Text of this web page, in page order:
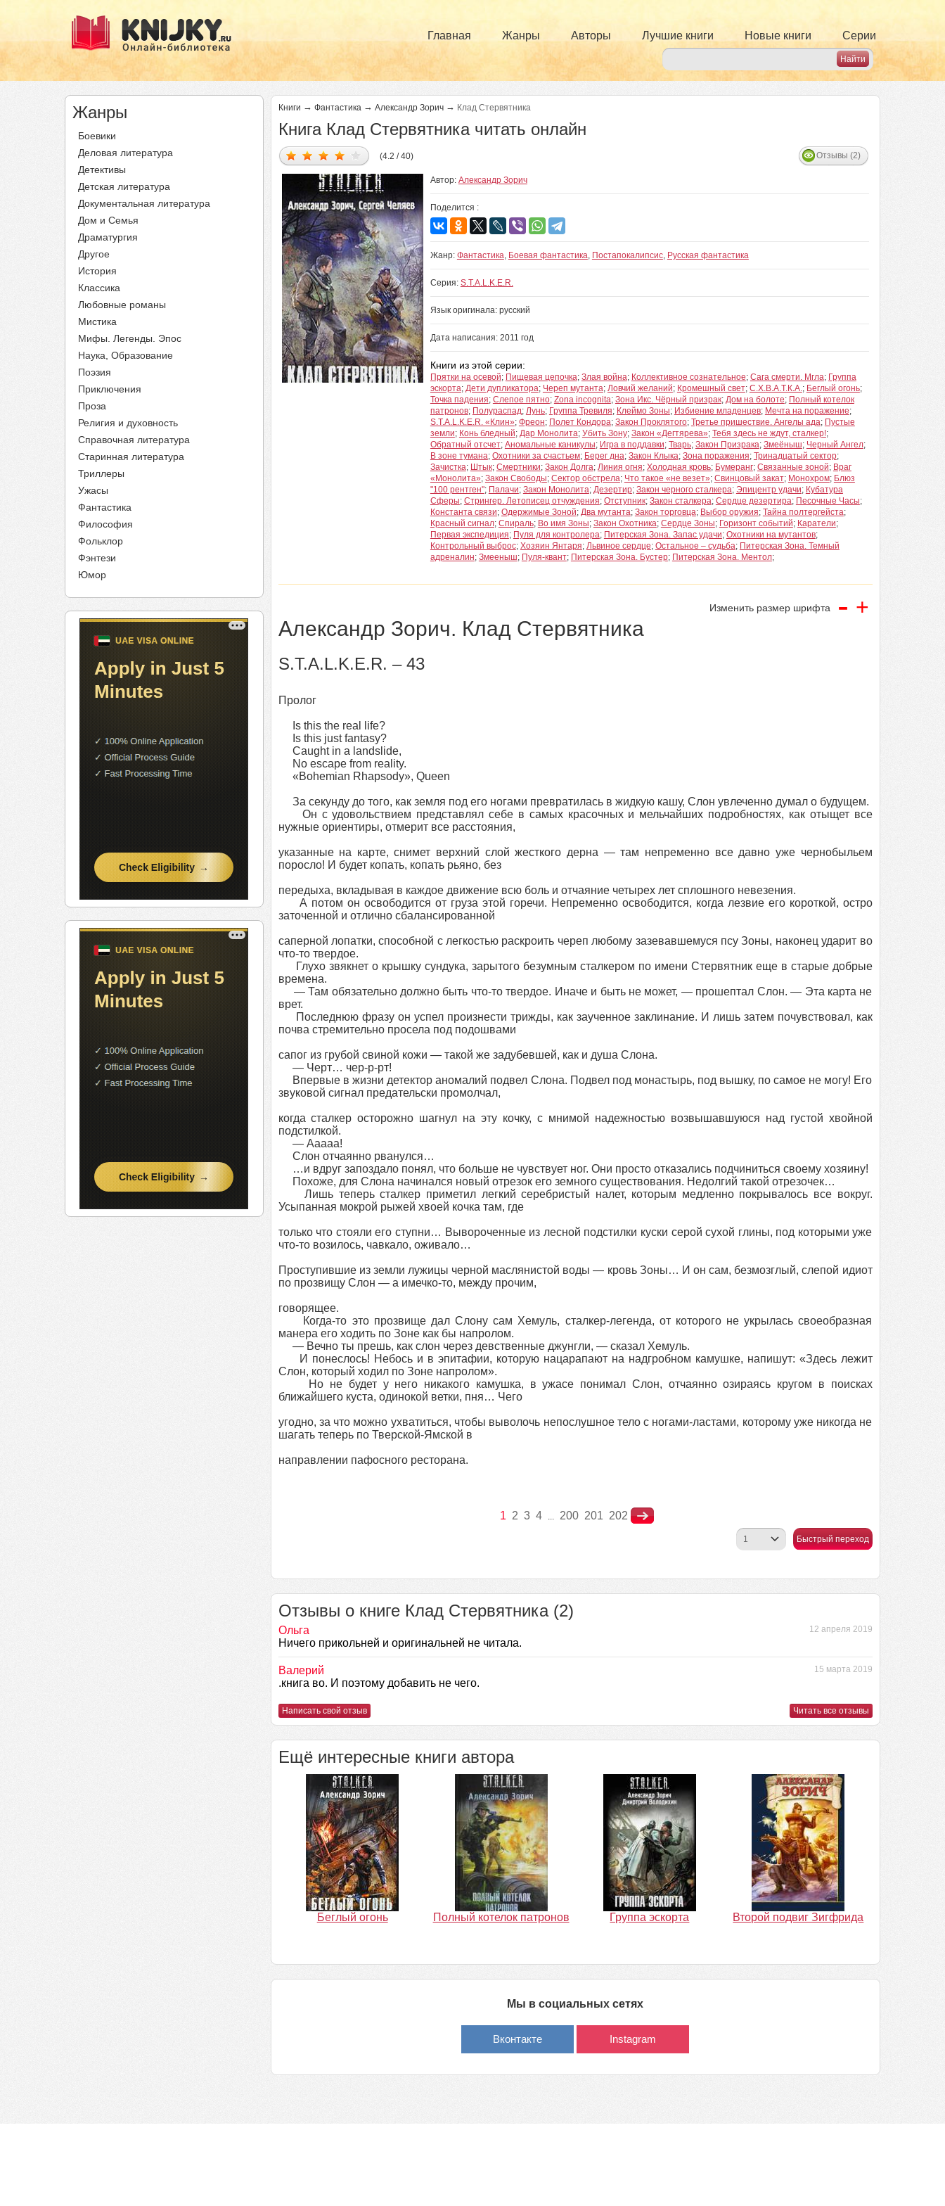
Главная Жанры Авторы Лучшие книги Новые книги Серии
Жанры
Боевики
Деловая литература
Детективы
Детская литература
Документальная литература
Дом и Семья
Драматургия
Другое
История
Классика
Любовные романы
Мистика
Мифы. Легенды. Эпос
Наука, Образование
Поэзия
Приключения
Проза
Религия и духовность
Справочная литература
Старинная литература
Триллеры
Ужасы
Фантастика
Философия
Фольклор
Фэнтези
Юмор
Книги → Фантастика → Александр Зорич → Клад Стервятника
Книга Клад Стервятника читать онлайн
(4.2 / 40) Отзывы (2)
Автор: Александр Зорич
Поделится :
Жанр: Фантастика, Боевая фантастика, Постапокалипсис, Русская фантастика
Серия: S.T.A.L.K.E.R.
Язык оригинала: русский
Дата написания: 2011 год
Книги из этой серии:
Прятки на осевой; Пищевая цепочка; Злая война; Коллективное сознательное; Сага смерти. Мгла; Группа
эскорта; Дети дупликатора; Череп мутанта; Ловчий желаний; Кромешный свет; С.Х.В.А.Т.К.А.; Беглый огонь;
Точка падения; Слепое пятно; Zona incognita; Зона Икс. Чёрный призрак; Дом на болоте; Полный котелок
патронов; Полураспад; Лунь; Группа Тревиля; Клеймо Зоны; Избиение младенцев; Мечта на поражение;
S.T.A.L.K.E.R. «Клин»; Фреон; Полет Кондора; Закон Проклятого; Третье пришествие. Ангелы ада; Пустые
земли; Конь бледный; Дар Монолита; Убить Зону; Закон «Дегтярева»; Тебя здесь не ждут, сталкер!;
Обратный отсчет; Аномальные каникулы; Игра в поддавки; Тварь; Закон Призрака; Змеёныш; Черный Ангел;
В зоне тумана; Охотники за счастьем; Берег дна; Закон Клыка; Зона поражения; Тринадцатый сектор;
Зачистка; Штык; Смертники; Закон Долга; Линия огня; Холодная кровь; Бумеранг; Связанные зоной; Враг
«Монолита»; Закон Свободы; Сектор обстрела; Что такое «не везет»; Свинцовый закат; Монохром; Блюз
"100 рентген"; Палачи; Закон Монолита; Дезертир; Закон черного сталкера; Эпицентр удачи; Кубатура
Сферы; Стрингер. Летописец отчуждения; Отступник; Закон сталкера; Сердце дезертира; Песочные Часы;
Константа связи; Одержимые Зоной; Два мутанта; Закон торговца; Выбор оружия; Тайна полтергейста;
Красный сигнал; Спираль; Во имя Зоны; Закон Охотника; Сердце Зоны; Горизонт событий; Каратели;
Первая экспедиция; Пуля для контролера; Питерская Зона. Запас удачи; Охотники на мутантов;
Контрольный выброс; Хозяин Янтаря; Львиное сердце; Остальное – судьба; Питерская Зона. Темный
адреналин; Змееныш; Пуля-квант; Питерская Зона. Бустер; Питерская Зона. Ментол;
Изменить размер шрифта - +
Александр Зорич. Клад Стервятника
S.T.A.L.K.E.R. – 43
Пролог
Is this the real life?
Is this just fantasy?
Caught in a landslide,
No escape from reality.
«Bohemian Rhapsody», Queen
За секунду до того, как земля под его ногами превратилась в жидкую кашу, Слон увлеченно думал о будущем.
Он с удовольствием представлял себе в самых красочных и мельчайших подробностях, как отыщет все
нужные ориентиры, отмерит все расстояния,
указанные на карте, снимет верхний слой жесткого дерна — там непременно все давно уже чернобыльем
поросло! И будет копать, копать рьяно, без
передыха, вкладывая в каждое движение всю боль и отчаяние четырех лет сплошного невезения.
А потом он освободится от груза этой горечи. Непременно освободится, когда лезвие его короткой, остро
заточенной и отлично сбалансированной
саперной лопатки, способной с легкостью раскроить череп любому зазевавшемуся псу Зоны, наконец ударит во
что-то твердое.
Глухо звякнет о крышку сундука, зарытого безумным сталкером по имени Стервятник еще в старые добрые
времена.
— Там обязательно должно быть что-то твердое. Иначе и быть не может, — прошептал Слон. — Эта карта не
врет.
Последнюю фразу он успел произнести трижды, как заученное заклинание. И лишь затем почувствовал, как
почва стремительно просела под подошвами
сапог из грубой свиной кожи — такой же задубевшей, как и душа Слона.
— Черт… чер-р-рт!
Впервые в жизни детектор аномалий подвел Слона. Подвел под монастырь, под вышку, по самое не могу! Его
звуковой сигнал предательски промолчал,
когда сталкер осторожно шагнул на эту кочку, с мнимой надежностью возвышавшуюся над густой хвойной
подстилкой.
— Ааааа!
Слон отчаянно рванулся…
…и вдруг запоздало понял, что больше не чувствует ног. Они просто отказались подчиниться своему хозяину!
Похоже, для Слона начинался новый отрезок его земного существования. Недолгий такой отрезочек…
Лишь теперь сталкер приметил легкий серебристый налет, которым медленно покрывалось все вокруг.
Усыпанная мокрой рыжей хвоей кочка там, где
только что стояли его ступни… Вывороченные из лесной подстилки куски серой сухой глины, под которыми уже
что-то возилось, чавкало, оживало…
Проступившие из земли лужицы черной маслянистой воды — кровь Зоны… И он сам, безмозглый, слепой идиот
по прозвищу Слон — а имечко-то, между прочим,
говорящее.
Когда-то это прозвище дал Слону сам Хемуль, сталкер-легенда, от которого не укрылась своеобразная
манера его ходить по Зоне как бы напролом.
— Вечно ты прешь, как слон через девственные джунгли, — сказал Хемуль.
И понеслось! Небось и в эпитафии, которую нацарапают на надгробном камушке, напишут: «Здесь лежит
Слон, который ходил по Зоне напролом».
Но не будет у него никакого камушка, в ужасе понимал Слон, отчаянно озираясь кругом в поисках
ближайшего куста, одинокой ветки, пня… Чего
угодно, за что можно ухватиться, чтобы выволочь непослушное тело с ногами-ластами, которому уже никогда не
шагать теперь по Тверской-Ямской в
направлении пафосного ресторана.
1 2 3 4 ... 200 201 202
Быстрый переход
Отзывы о книге Клад Стервятника (2)
Ольга 12 апреля 2019
Ничего прикольней и оригинальней не читала.
Валерий 15 марта 2019
.книга во. И поэтому добавить не чего.
Написать свой отзыв Читать все отзывы
Ещё интересные книги автора
Беглый огонь Полный котелок патронов Группа эскорта Второй подвиг Зигфрида
Мы в социальных сетях
Вконтакте Instagram